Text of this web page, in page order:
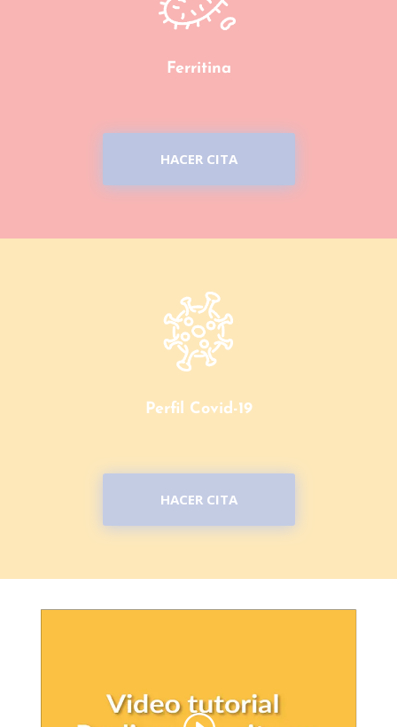
Ferritina
HACER CITA
Perfil Covid-19
HACER CITA